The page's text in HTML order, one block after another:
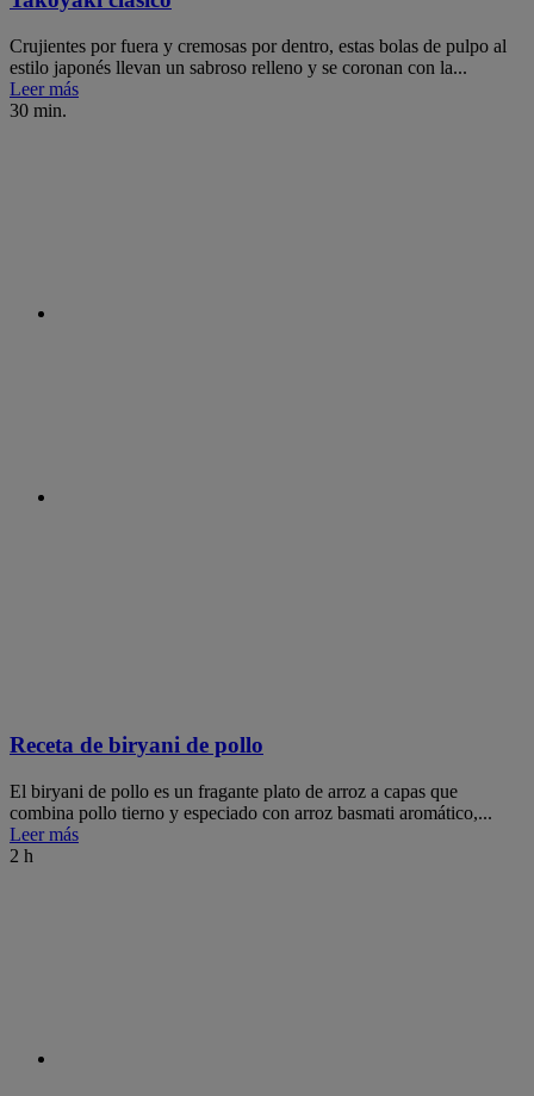
Crujientes por fuera y cremosas por dentro, estas bolas de pulpo al
estilo japonés llevan un sabroso relleno y se coronan con la...
Leer más
30 min.
Receta de biryani de pollo
El biryani de pollo es un fragante plato de arroz a capas que
combina pollo tierno y especiado con arroz basmati aromático,...
Leer más
2 h